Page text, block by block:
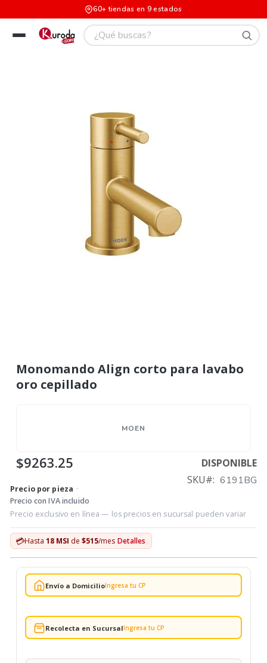
60+ tiendas en 9 estados
Monomando Align corto para lavabo
oro cepillado
MOEN
$9263.25
DISPONIBLE
SKU
6191BG
Precio por pieza ·
Precio con IVA incluido
Precio exclusivo en línea — los precios en sucursal pueden variar
💳Hasta 18 MSI de $515/mes Detalles
Envío a DomicilioIngresa tu CP
Recolecta en SucursalIngresa tu CP